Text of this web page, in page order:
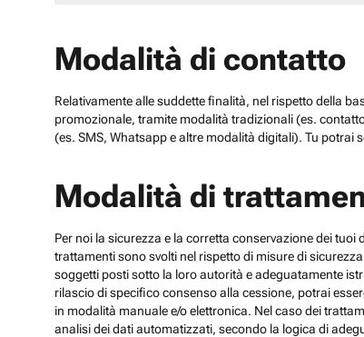
Modalità di contatto
Relativamente alle suddette finalità, nel rispetto della
promozionale, tramite modalità tradizionali (es.
(es. SMS, Whatsapp e altre modalità digitali). Tu potrai
Modalità di
Per noi la sicurezza e la corretta conservazione dei
trattamenti sono svolti nel rispetto di misure di
soggetti posti sotto la loro autorità e adeguatamente
rilascio di specifico consenso alla cessione, potrai
in modalità manuale e/o elettronica. Nel caso dei
analisi dei dati automatizzati, secondo la logica di